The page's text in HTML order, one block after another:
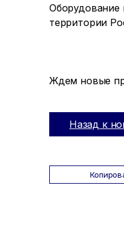
Оборудование
территории
Ждем новые
Назад к